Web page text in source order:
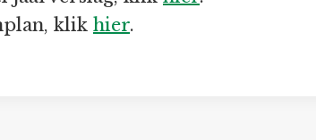
klik hier.